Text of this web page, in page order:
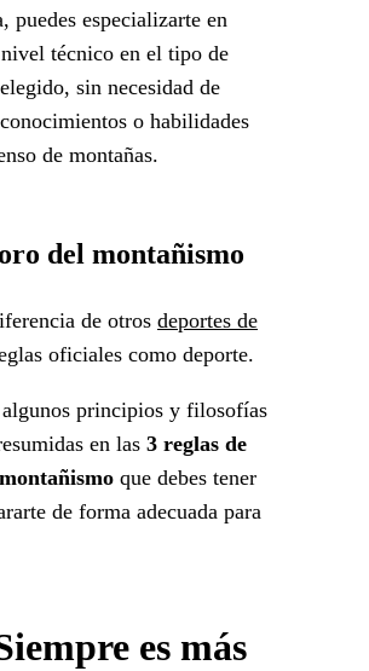
puedes especializarte en
técnico en el tipo de
sin necesidad de
o habilidades
de montañas.
del montañismo
de otros deportes de
oficiales como deporte.
principios y filosofías
en las 3 reglas de
que debes tener
de forma adecuada para
es más